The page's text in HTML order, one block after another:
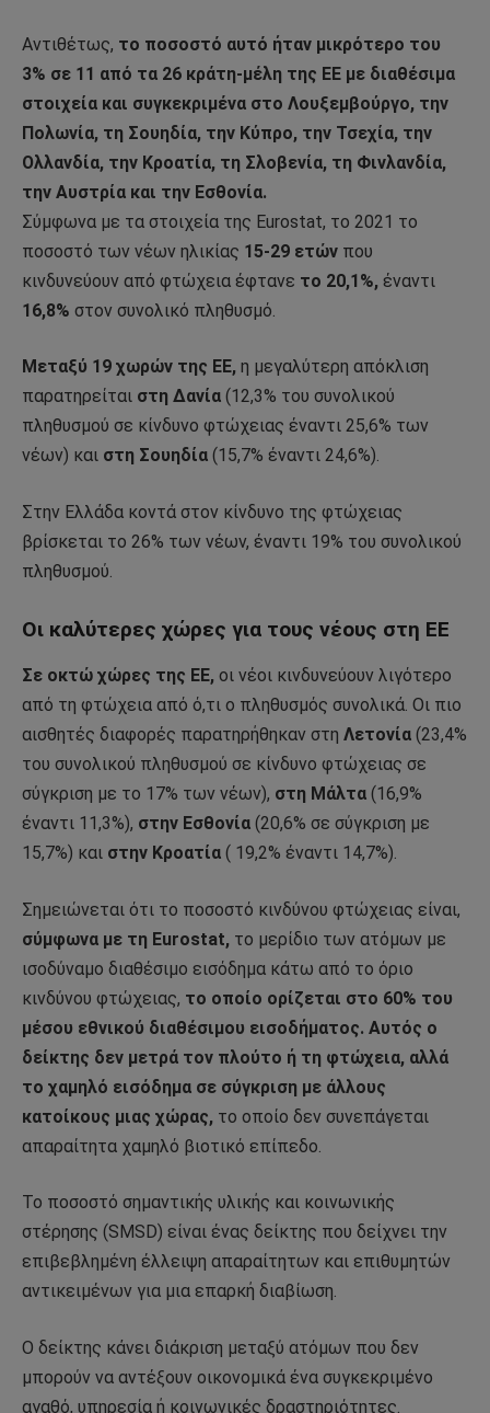
Αντιθέτως, το ποσοστό αυτό ήταν μικρότερο του
3% σε 11 από τα 26 κράτη-μέλη της ΕΕ με διαθέσιμα
στοιχεία και συγκεκριμένα στο Λουξεμβούργο, την
Πολωνία, τη Σουηδία, την Κύπρο, την Τσεχία, την
Ολλανδία, την Κροατία, τη Σλοβενία, τη Φινλανδία,
την Αυστρία και την Εσθονία.
Σύμφωνα με τα στοιχεία της Eurostat, το 2021 το
ποσοστό των νέων ηλικίας 15-29 ετών που
κινδυνεύουν από φτώχεια έφτανε το 20,1%, έναντι
16,8% στον συνολικό πληθυσμό.
Μεταξύ 19 χωρών της ΕΕ, η μεγαλύτερη απόκλιση
παρατηρείται στη Δανία (12,3% του συνολικού
πληθυσμού σε κίνδυνο φτώχειας έναντι 25,6% των
νέων) και στη Σουηδία (15,7% έναντι 24,6%).
Στην Ελλάδα κοντά στον κίνδυνο της φτώχειας
βρίσκεται το 26% των νέων, έναντι 19% του συνολικού
πληθυσμού.
Οι καλύτερες χώρες για τους νέους στη ΕΕ
Σε οκτώ χώρες της ΕΕ, οι νέοι κινδυνεύουν λιγότερο
από τη φτώχεια από ό,τι ο πληθυσμός συνολικά. Οι πιο
αισθητές διαφορές παρατηρήθηκαν στη Λετονία (23,4%
του συνολικού πληθυσμού σε κίνδυνο φτώχειας σε
σύγκριση με το 17% των νέων), στη Μάλτα (16,9%
έναντι 11,3%), στην Εσθονία (20,6% σε σύγκριση με
15,7%) και στην Κροατία ( 19,2% έναντι 14,7%).
Σημειώνεται ότι το ποσοστό κινδύνου φτώχειας είναι,
σύμφωνα με τη Eurostat, το μερίδιο των ατόμων με
ισοδύναμο διαθέσιμο εισόδημα κάτω από το όριο
κινδύνου φτώχειας, το οποίο ορίζεται στο 60% του
μέσου εθνικού διαθέσιμου εισοδήματος. Αυτός ο
δείκτης δεν μετρά τον πλούτο ή τη φτώχεια, αλλά
το χαμηλό εισόδημα σε σύγκριση με άλλους
κατοίκους μιας χώρας, το οποίο δεν συνεπάγεται
απαραίτητα χαμηλό βιοτικό επίπεδο.
Το ποσοστό σημαντικής υλικής και κοινωνικής
στέρησης (SMSD) είναι ένας δείκτης που δείχνει την
επιβεβλημένη έλλειψη απαραίτητων και επιθυμητών
αντικειμένων για μια επαρκή διαβίωση.
Ο δείκτης κάνει διάκριση μεταξύ ατόμων που δεν
μπορούν να αντέξουν οικονομικά ένα συγκεκριμένο
αγαθό, υπηρεσία ή κοινωνικές δραστηριότητες.